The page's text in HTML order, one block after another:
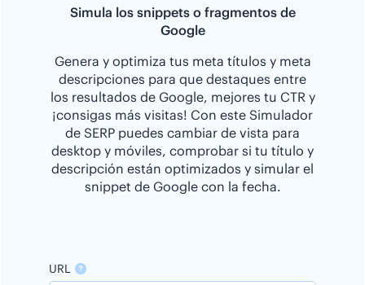
Simula los snippets o fragmentos de
Google
Genera y optimiza tus meta títulos y meta
descripciones para que destaques entre
los resultados de Google, mejores tu CTR y
¡consigas más visitas! Con este Simulador
de SERP puedes cambiar de vista para
desktop y móviles, comprobar si tu título y
descripción están optimizados y simular el
snippet de Google con la fecha.
URL